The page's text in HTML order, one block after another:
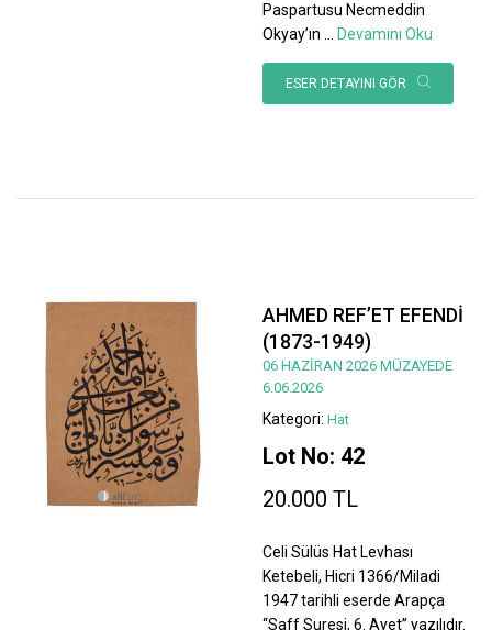
Paspartusu Necmeddin
Okyay’ın
Devamını Oku
ESER DETAYINI GÖR
AHMED REF’ET EFENDİ
(1873-1949)
06 HAZİRAN 2026 MÜZAYEDE
6.06.2026
Kategori: Hat
Lot No: 42
20.000 TL
Celi Sülüs Hat Levhası
Ketebeli, Hicri 1366/Miladi
1947 tarihli eserde Arapça
“Saff Suresi, 6. Ayet” yazılıdır.